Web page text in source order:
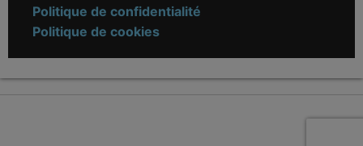
Politique de confidentialité
Politique de cookies